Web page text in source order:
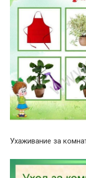
Ухаживание за